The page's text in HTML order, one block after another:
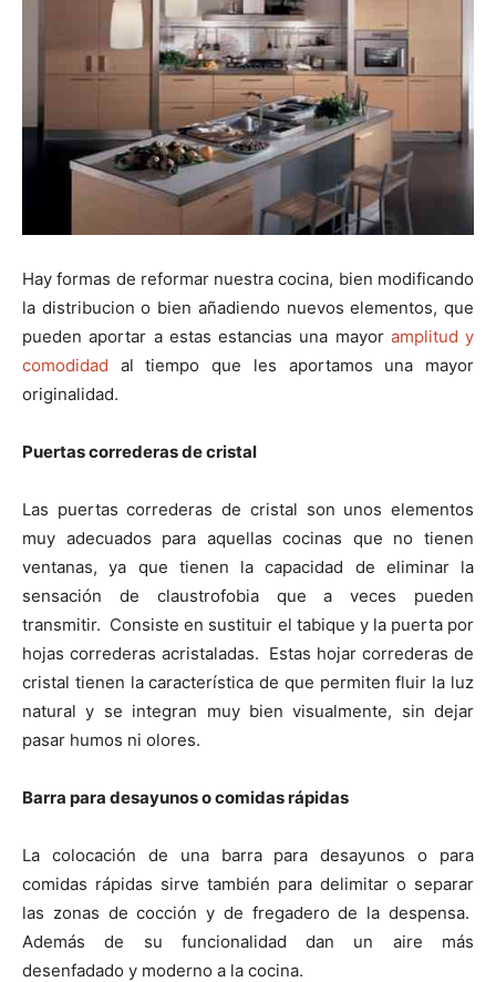
i
r
e
n
k i
r
e
n
s
t r
e
n
Hay formas de reformar nuestra cocina, bien modificando
la distribucion o bien añadiendo nuevos elementos, que
pueden aportar a estas estancias una mayor amplitud y
comodidad al tiempo que les aportamos una mayor
originalidad.
Puertas correderas de cristal
Las puertas correderas de cristal son unos elementos
muy adecuados para aquellas cocinas que no tienen
ventanas, ya que tienen la capacidad de eliminar la
sensación de claustrofobia que a veces pueden
transmitir. Consiste en sustituir el tabique y la puerta por
hojas correderas acristaladas. Estas hojar correderas de
cristal tienen la característica de que permiten fluir la luz
natural y se integran muy bien visualmente, sin dejar
pasar humos ni olores.
Barra para desayunos o comidas rápidas
La colocación de una barra para desayunos o para
comidas rápidas sirve también para delimitar o separar
las zonas de cocción y de fregadero de la despensa.
Además de su funcionalidad dan un aire más
desenfadado y moderno a la cocina.